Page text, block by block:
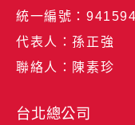
統一編號：
代表人：孫正強
聯絡人：陳素珍
台北總公司